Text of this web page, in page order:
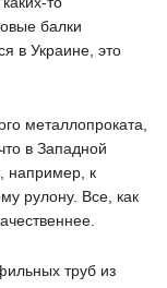
балки
в Украине, это
металлопроката,
в Западной
например, к
рулону. Все, как
труб из